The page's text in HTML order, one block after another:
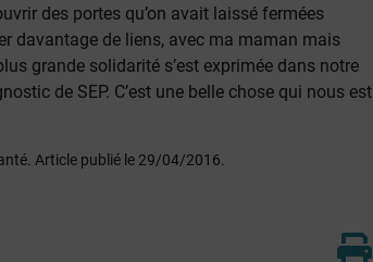
des portes qu’on avait laissé fermées
davantage de liens, avec ma maman mais
grande solidarité s’est exprimée dans notre
de SEP. C’est une belle chose qui nous est
Article publié le 29/04/2016.